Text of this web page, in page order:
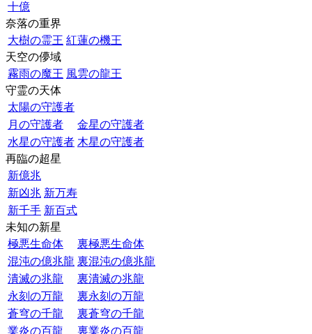
十億
奈落の重界
大樹の霊王 紅蓮の機王
天空の儚域
霧雨の魔王 風雲の龍王
守霊の天体
太陽の守護者
月の守護者
金星の守護者
水星の守護者 木星の守護者
再臨の超星
新億兆
新凶兆 新万寿
新千手 新百式
未知の新星
極悪生命体
裏極悪生命体
混沌の億兆龍 裏混沌の億兆龍
潰滅の兆龍
裏潰滅の兆龍
永刻の万龍
裏永刻の万龍
蒼穹の千龍
裏蒼穹の千龍
業炎の百龍
裏業炎の百龍